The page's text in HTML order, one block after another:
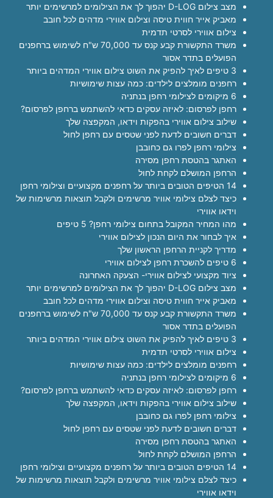
מצב צילום D-LOG יהפוך לך את הצילומים למרשימים יותר
מאביק אייר חווית טיסה וצילום אווירי מדהים לכל חובב
צילום אווירי לסרטי תדמית
משרד התקשורת קבע קנס עד 70,000 ש"ח לשימוש ברחפנים
הפועלים בתדר אסור
3 טיפים לאיך להפיק את השוט צילום אווירי המדהים ביותר
רחפנים מומלצים לילדים: כמה עצות שימושיות
6 מיקומים לצילומי רחפן בנתניה
רחפן לפרסום: לאיזה עסקים כדאי להשתמש ברחפן לפרסום?
שילוב צילום אווירי בהפקות וידאו, המקפצה שלך
דברים חשובים לדעת לפני שטסים עם רחפן לחול
צילומי רחפן לפרו גם כחובבן
האתגר בהטסת רחפן מסירה
הרחפן המושלם לקחת לחול
14 הטיפים הטובים ביותר על רחפנים מקצועיים וצילומי רחפן
כיצד לצלם צילומי אוויר מרשימים ולקבל תוצאות מרשימות של
וידאו אווירי
מהו המחיר המקובל בתחום צילומי רחפן? 5 טיפים
איך לבחור את היום הנכון לצילום אווירי
מדריך לקניית הרחפן הראשון שלך
6 טיפים להשכרת רחפן לצילום אווירי
ציוד מקצועי לצילום אווירי- הצעקה האחרונה
מצב צילום D-LOG יהפוך לך את הצילומים למרשימים יותר
מאביק אייר חווית טיסה וצילום אווירי מדהים לכל חובב
משרד התקשורת קבע קנס עד 70,000 ש"ח לשימוש ברחפנים
הפועלים בתדר אסור
3 טיפים לאיך להפיק את השוט צילום אווירי המדהים ביותר
צילום אווירי לסרטי תדמית
רחפנים מומלצים לילדים: כמה עצות שימושיות
6 מיקומים לצילומי רחפן בנתניה
רחפן לפרסום: לאיזה עסקים כדאי להשתמש ברחפן לפרסום?
שילוב צילום אווירי בהפקות וידאו, המקפצה שלך
צילומי רחפן לפרו גם כחובבן
דברים חשובים לדעת לפני שטסים עם רחפן לחול
האתגר בהטסת רחפן מסירה
הרחפן המושלם לקחת לחול
14 הטיפים הטובים ביותר על רחפנים מקצועיים וצילומי רחפן
כיצד לצלם צילומי אוויר מרשימים ולקבל תוצאות מרשימות של
וידאו אווירי